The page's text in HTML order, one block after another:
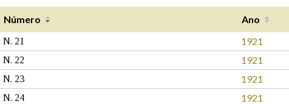
Número Ano
N. 21 1921
N. 22 1921
N. 23 1921
N. 24 1921